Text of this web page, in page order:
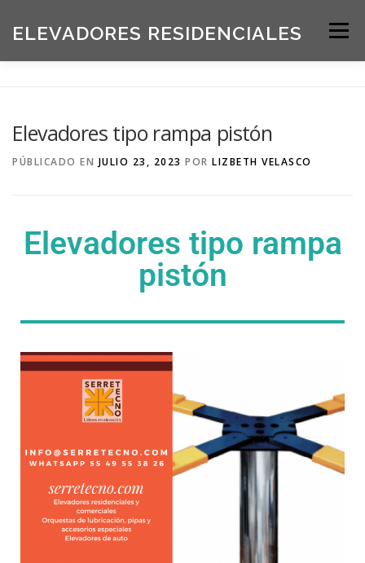
ELEVADORES RESIDENCIALES Menú
Elevadores tipo rampa pistón
PÚBLICADO EN JULIO 23, 2023 POR LIZBETH VELASCO
Elevadores tipo rampa
pistón